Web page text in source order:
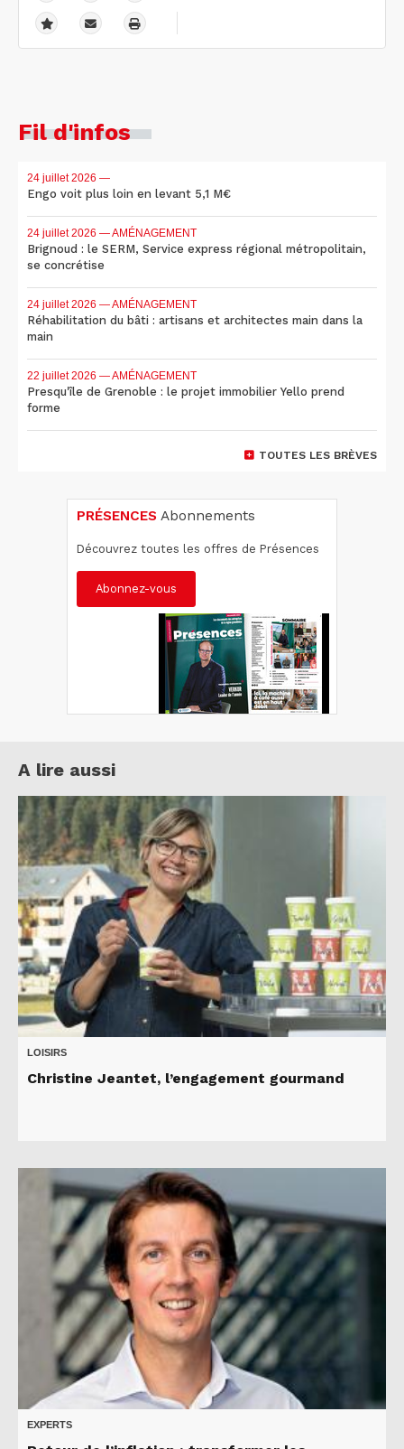
Fil d'infos
24 juillet 2026 —
Engo voit plus loin en levant 5,1 M€
24 juillet 2026 — AMÉNAGEMENT
Brignoud : le SERM, Service express régional métropolitain,
se concrétise
24 juillet 2026 — AMÉNAGEMENT
Réhabilitation du bâti : artisans et architectes main dans la
main
22 juillet 2026 — AMÉNAGEMENT
Presqu'île de Grenoble : le projet immobilier Yello prend
forme
TOUTES LES BRÈVES
PRÉSENCES Abonnements
Découvrez toutes les offres de Présences
Abonnez-vous
A lire aussi
LOISIRS
Christine Jeantet, l’engagement gourmand
EXPERTS